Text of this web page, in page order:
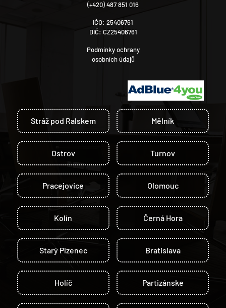
(+420) 487 851 016
IČO: 25406761
DIČ: CZ25406761
Podmínky ochrany
osobních údajů
Stráž pod Ralskem Mělník
Ostrov Turnov
Pracejovice Olomouc
Kolín Černá Hora
Starý Plzenec Bratislava
Holíč Partizánske